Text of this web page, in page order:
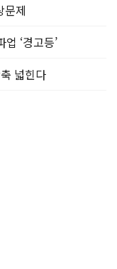
문제
‘경고등’
넓힌다